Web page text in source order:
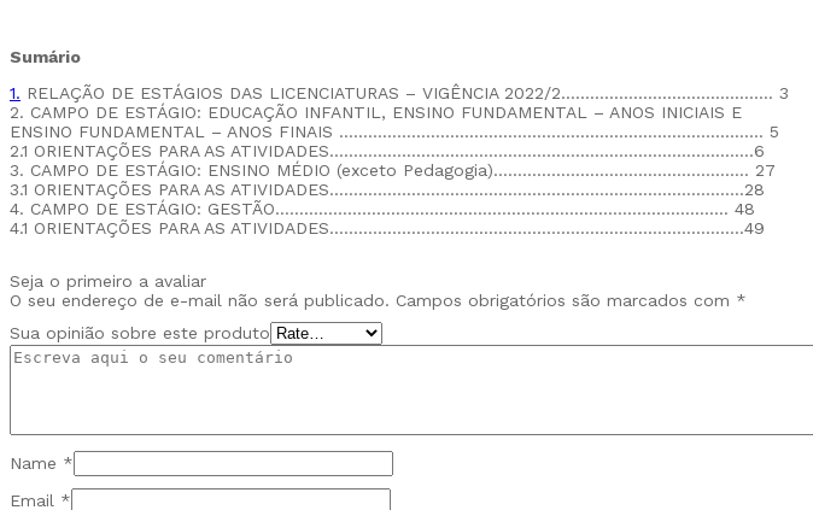
Sumário
1. RELAÇÃO DE ESTÁGIOS DAS LICENCIATURAS – VIGÊNCIA 2022/2…………………………………….. 3
2. CAMPO DE ESTÁGIO: EDUCAÇÃO INFANTIL, ENSINO FUNDAMENTAL – ANOS INICIAIS E
ENSINO FUNDAMENTAL – ANOS FINAIS ……………………………………………………………………………. 5
2.1 ORIENTAÇÕES PARA AS ATIVIDADES…………………………………………………………………………….6
3. CAMPO DE ESTÁGIO: ENSINO MÉDIO (exceto Pedagogia)…………………………………………….. 27
3.1 ORIENTAÇÕES PARA AS ATIVIDADES…………………………………………………………………………..28
4. CAMPO DE ESTÁGIO: GESTÃO…………………………………………………………………………………. 48
4.1 ORIENTAÇÕES PARA AS ATIVIDADES…………………………………………………………………………..49
Seja o primeiro a avaliar
O seu endereço de e-mail não será publicado. Campos obrigatórios são marcados com *
Sua opinião sobre este produto
Name *
Email *